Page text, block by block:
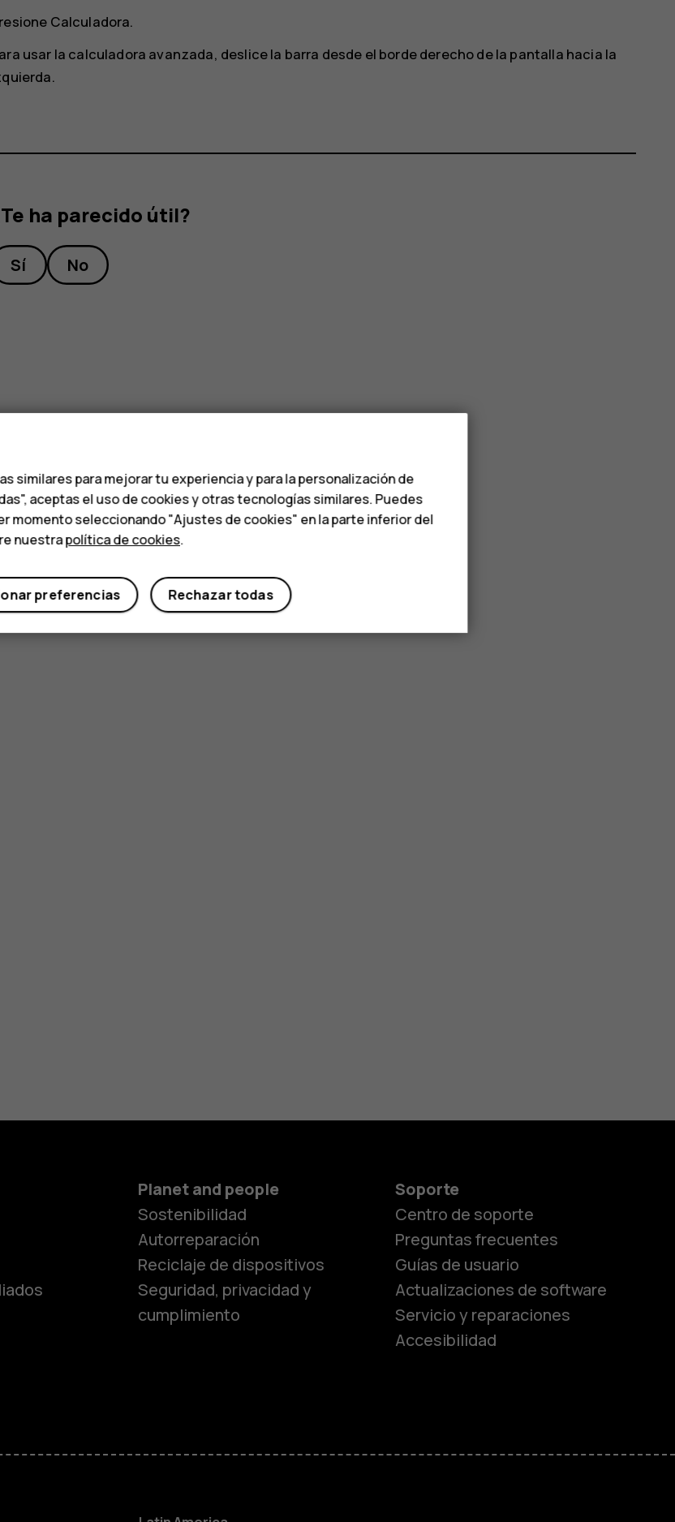
Teléfonos para
Calculadora.
usar la calculadora avanzada, deslice la barra desde el borde derecho de la pantalla hacia la
ha parecido útil?
Sí No
Planet and people
Sostenibilidad
Autorreparación
Reciclaje de dispositivos
Seguridad, privacidad y
cumplimiento
Soporte
Centro de soporte
Preguntas frecuentes
Guías de usuario
Actualizaciones de software
Servicio y reparaciones
Accesibilidad
similares para mejorar tu experiencia y para la personalización de
aceptas el uso de cookies y otras tecnologías similares. Puedes
momento seleccionando "Ajustes de cookies" en la parte inferior del
nuestrapolítica de cookies.
Rechazar todas
preferencias